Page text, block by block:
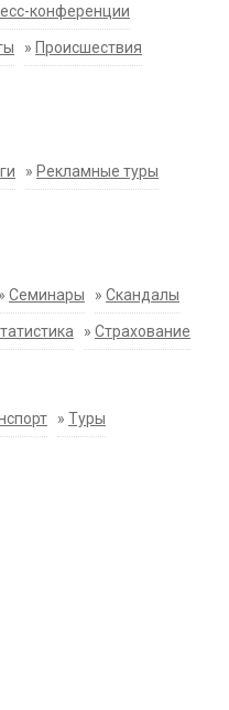
конференции
» Происшествия
» Рекламные туры
» Семинары » Скандалы
» Страхование
» Туры